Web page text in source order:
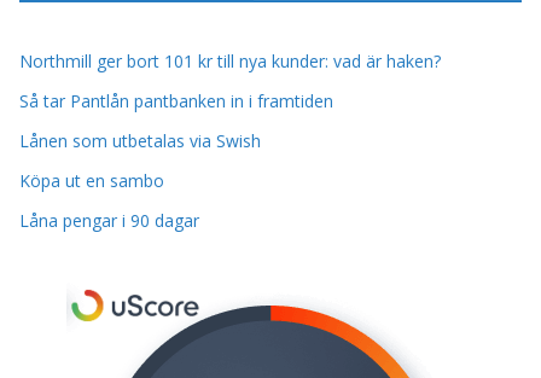
Northmill ger bort 101 kr till nya kunder: vad är haken?
Så tar Pantlån pantbanken in i framtiden
Lånen som utbetalas via Swish
Köpa ut en sambo
Låna pengar i 90 dagar